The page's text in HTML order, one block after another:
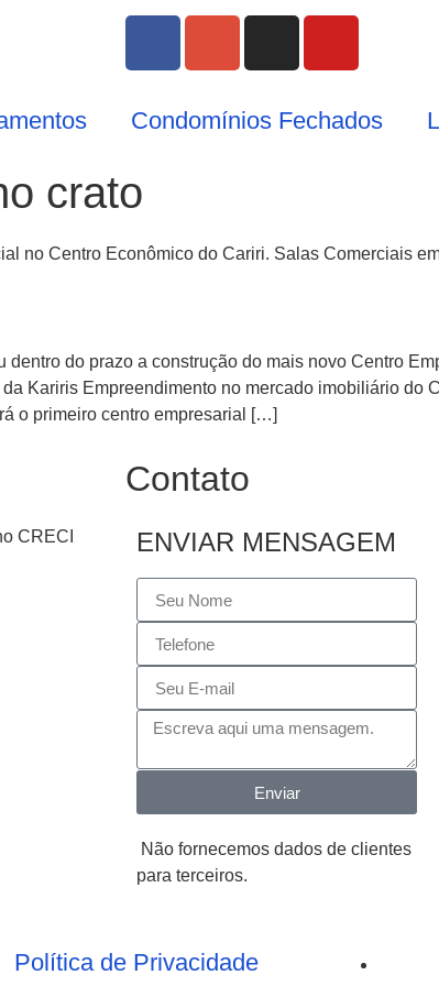
Condomínios Fechados
crato
no Centro Econômico do Cariri. Salas Comerciais
do prazo a construção do mais novo Centro
Kariris Empreendimento no mercado imobiliário do
o primeiro centro empresarial […]
CRECI
Contato
ENVIAR MENSAGEM
Enviar
Não fornecemos dados de clientes
para terceiros.
Política de Privacidade